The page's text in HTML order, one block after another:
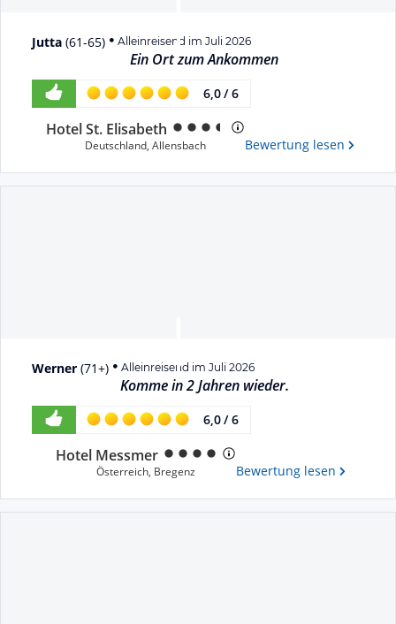
Jutta (61-65) Alleinreisend im Juli 2026
Ein Ort zum Ankommen
6,0/ 6
Hotel St. Elisabeth
Deutschland, Allensbach Bewertung lesen
Werner (71+) Alleinreisend im Juli 2026
Komme in 2 Jahren wieder.
6,0/ 6
Hotel Messmer
Österreich, Bregenz Bewertung lesen